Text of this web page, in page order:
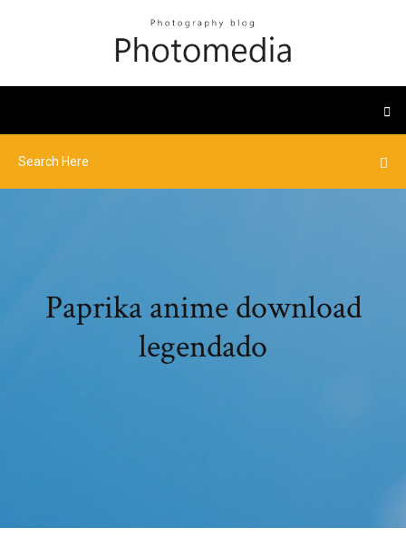
Paprika anime download
legendado